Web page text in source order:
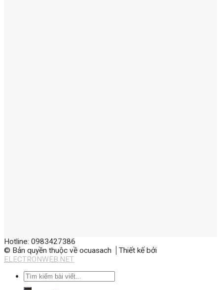
Hotline: 0983427386
© Bản quyền thuộc về ocuasach
Thiết kế bởi
ELECTRONWEB.NET